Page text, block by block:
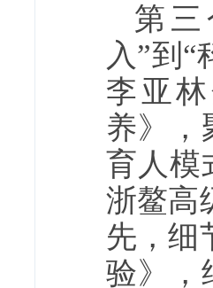
第
入”到
李亚
养》，
育人模
浙鳌高
先，细
验》，